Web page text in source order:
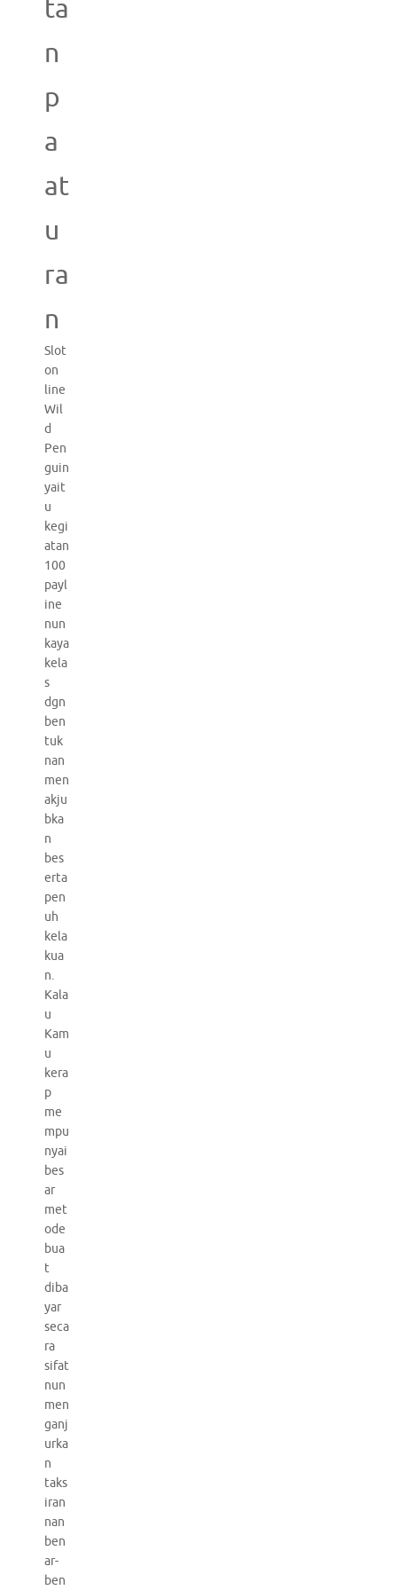
ta
n
p
a
at
u
ra
n
Slot
on
line
Wil
d
Pen
guin
yait
u
kegi
atan
100
payl
ine
nun
kaya
kela
s
dgn
ben
tuk
nan
men
akju
bka
n
bes
erta
pen
uh
kela
kua
n.
Kala
u
Kam
u
kera
p
me
mpu
nyai
bes
ar
met
ode
bua
t
diba
yar
seca
ra
sifat
nun
men
ganj
urka
n
taks
iran
nan
ben
ar-
ben